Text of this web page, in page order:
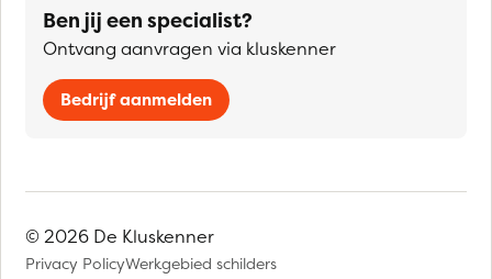
Ben jij een specialist?
Ontvang aanvragen via kluskenner
Bedrijf aanmelden
© 2026 De Kluskenner
Privacy PolicyWerkgebied schilders